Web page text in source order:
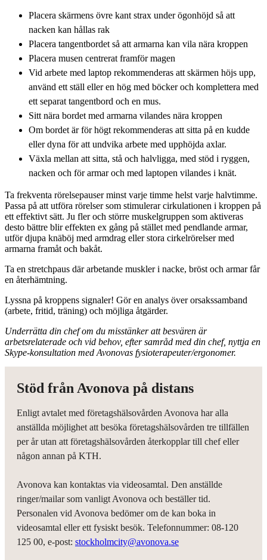
Placera skärmens övre kant strax under ögonhöjd så att
nacken kan hållas rak
Placera tangentbordet så att armarna kan vila nära kroppen
Placera musen centrerat framför magen
Vid arbete med laptop rekommenderas att skärmen höjs upp,
använd ett ställ eller en hög med böcker och komplettera med
ett separat tangentbord och en mus.
Sitt nära bordet med armarna vilandes nära kroppen
Om bordet är för högt rekommenderas att sitta på en kudde
eller dyna för att undvika arbete med upphöjda axlar.
Växla mellan att sitta, stå och halvligga, med stöd i ryggen,
nacken och för armar och med laptopen vilandes i knät.
Ta frekventa rörelsepauser minst varje timme helst varje halvtimme.
Passa på att utföra rörelser som stimulerar cirkulationen i kroppen på
ett effektivt sätt. Ju fler och större muskelgruppen som aktiveras
desto bättre blir effekten ex gång på stället med pendlande armar,
utför djupa knäböj med armdrag eller stora cirkelrörelser med
armarna framåt och bakåt.
Ta en stretchpaus där arbetande muskler i nacke, bröst och armar får
en återhämtning.
Lyssna på kroppens signaler! Gör en analys över orsakssamband
(arbete, fritid, träning) och möjliga åtgärder.
Underrätta din chef om du misstänker att besvären är
arbetsrelaterade och vid behov, efter samråd med din chef, nyttja en
Skype-konsultation med Avonovas fysioterapeuter/ergonomer.
Stöd från Avonova på distans
Enligt avtalet med företagshälsovården Avonova har alla
anställda möjlighet att besöka företagshälsovården tre tillfällen
per år utan att företagshälsovården återkopplar till chef eller
någon annan på KTH.
Avonova kan kontaktas via videosamtal. Den anställde
ringer/mailar som vanligt Avonova och beställer tid.
Personalen vid Avonova bedömer om de kan boka in
videosamtal eller ett fysiskt besök. Telefonnummer: 08-120
125 00, e-post: stockholmcity@avonova.se